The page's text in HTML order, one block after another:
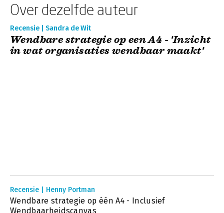
Over dezelfde auteur
Recensie | Sandra de Wit
Wendbare strategie op een A4 - 'Inzicht
in wat organisaties wendbaar maakt'
Recensie | Henny Portman
Wendbare strategie op één A4 - Inclusief
Wendbaarheidscanvas